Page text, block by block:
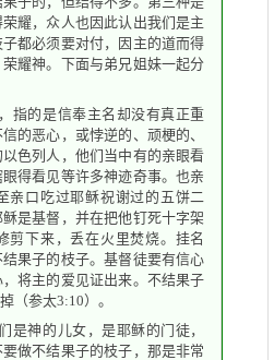
耀，众人也因此认出我们是主
都必须要对付，因主的道而得
耀神。下面与弟兄姐妹一起分
指的是信奉主名却没有真正重
的恶心，或悖逆的、顽梗的、
色列人，他们当中有的亲眼看
得看见等许多神迹奇事。也亲
亲口吃过耶稣祝谢过的五饼二
是基督，并在把他钉死十字架
剪下来，丢在火里焚烧。挂名
果子的枝子。基督徒要有信心
将主的爱见证出来。不结果子
（参太3:10）。
是神的儿女，是耶稣的门徒，
做不结果子的枝子，那是非常